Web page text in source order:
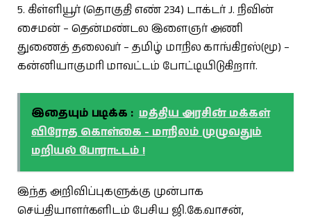
5. கிள்ளியூர் (தொகுதி எண் 234) டாக்டர் J. நிவின்
சைமன் – தென்மண்டல இளைஞர் அணி
துணைத் தலைவர் – தமிழ் மாநில காங்கிரஸ்(மூ) –
கன்னியாகுமரி மாவட்டம் போட்டியிடுகிறார்.
இதையும் படிக்க : மத்திய அரசின் மக்கள்
விரோத கொள்கை - மாநிலம் முழுவதும்
மறியல் போராட்டம் !
இந்த அறிவிப்புகளுக்கு முன்பாக
செய்தியாளர்களிடம் பேசிய ஜி.கே.வாசன்,